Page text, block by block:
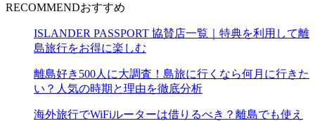
RECOMMENDおすすめ
ISLANDER PASSPORT 協賛店一覧｜特典を利用して離
島旅行をお得に楽しむ
離島好き500人に大調査！島旅に行くなら何月に行きた
い？人気の時期と理由を徹底分析
海外旅行でWiFiルーターは借りるべき？離島でも使え